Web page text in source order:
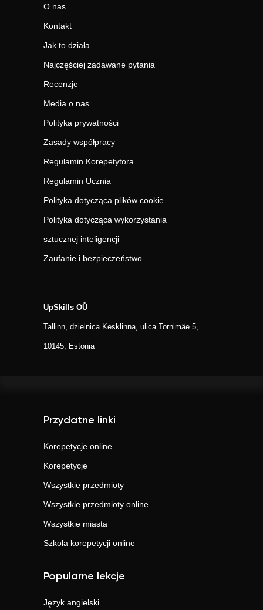
O nas
Kontakt
Jak to działa
Najczęściej zadawane pytania
Recenzje
Media o nas
Polityka prywatności
Zasady współpracy
Regulamin Korepetytora
Regulamin Ucznia
Polityka dotycząca plików cookie
Polityka dotycząca wykorzystania
sztucznej inteligencji
Zaufanie i bezpieczeństwo
UpSkills OÜ
Tallinn, dzielnica Kesklinna, ulica Tornimäe 5,
10145, Estonia
Przydatne linki
Korepetycje online
Korepetycje
Wszystkie przedmioty
Wszystkie przedmioty online
Wszystkie miasta
Szkoła korepetycji online
Popularne lekcje
Język angielski